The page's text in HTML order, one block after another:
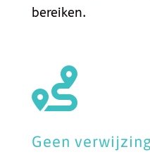
bereiken.

Geen